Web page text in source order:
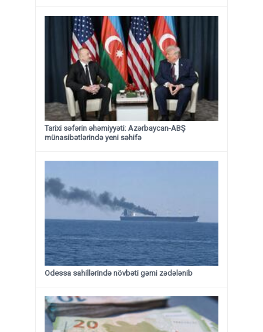
Tarixi səfərin əhəmiyyəti: Azərbaycan-ABŞ
münasibətlərində yeni səhifə
Odessa sahillərində növbəti gəmi zədələnib